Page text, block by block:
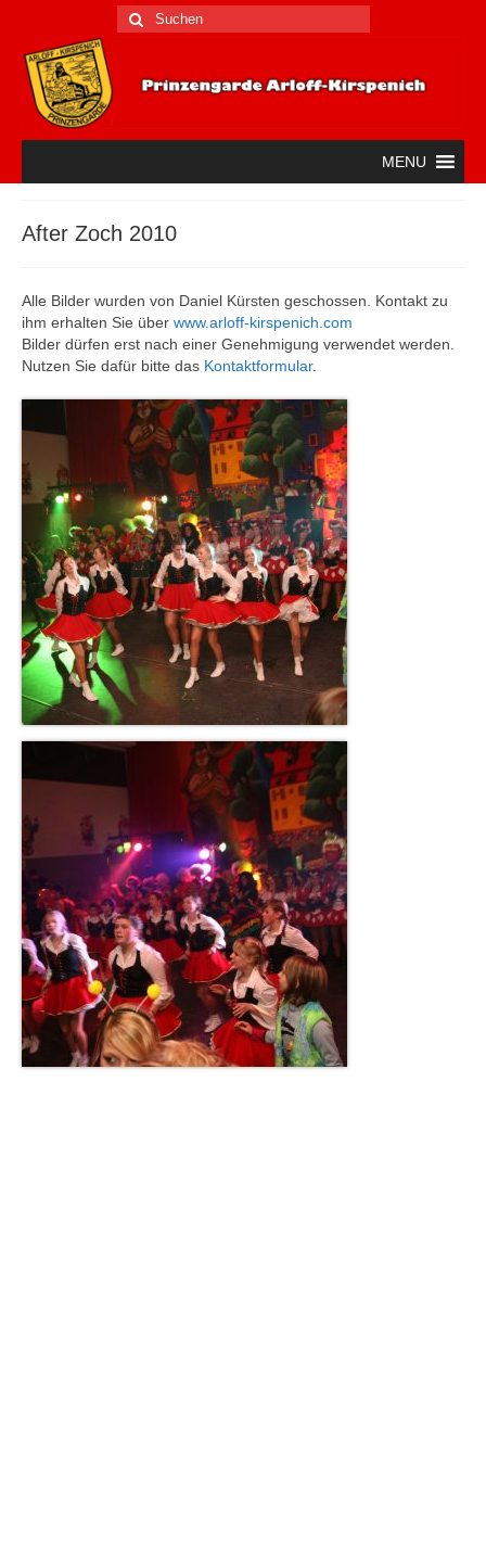
Suche
nach:
MENU
After Zoch 2010
Alle Bilder wurden von Daniel Kürsten geschossen. Kontakt zu
ihm erhalten Sie über www.arloff-kirspenich.com
Bilder dürfen erst nach einer Genehmigung verwendet werden.
Nutzen Sie dafür bitte das Kontaktformular.